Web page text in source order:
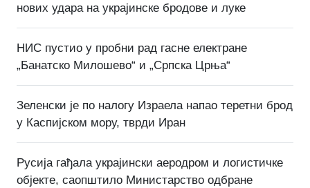
нових удара на украјинске бродове и луке
НИС пустио у пробни рад гасне електране
„Банатско Милошево“ и „Српска Црња“
Зеленски је по налогу Израела напао теретни брод
у Каспијском мору, тврди Иран
Русија гађала украјински аеродром и логистичке
објекте, саопштило Министарство одбране